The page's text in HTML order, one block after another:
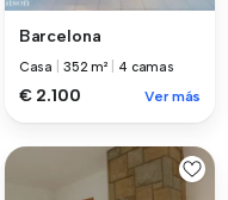
Barcelona
Casa 352 m² 4 camas
€ 2.100 Ver más